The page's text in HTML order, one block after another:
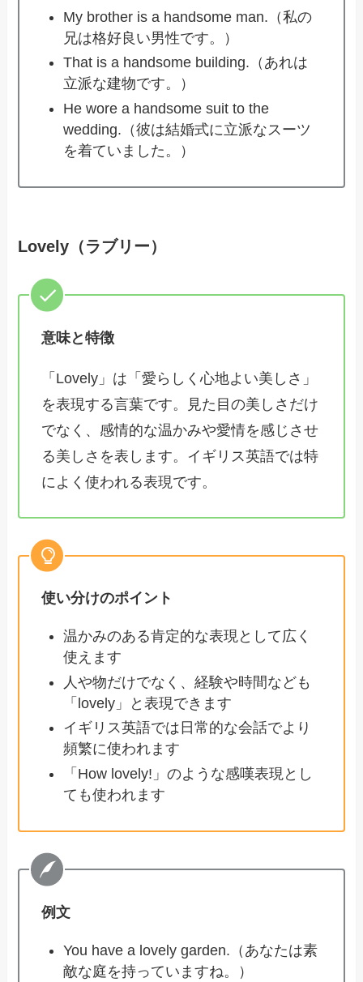
My brother is a handsome man.（私の
兄は格好良い男性です。）
That is a handsome building.（あれは
立派な建物です。）
He wore a handsome suit to the
wedding.（彼は結婚式に立派なスーツ
を着ていました。）
Lovely（ラブリー）
意味と特徴
「Lovely」は「愛らしく心地よい美しさ」
を表現する言葉です。見た目の美しさだけ
でなく、感情的な温かみや愛情を感じさせ
る美しさを表します。イギリス英語では特
によく使われる表現です。
使い分けのポイント
温かみのある肯定的な表現として広く
使えます
人や物だけでなく、経験や時間なども
「lovely」と表現できます
イギリス英語では日常的な会話でより
頻繁に使われます
「How lovely!」のような感嘆表現とし
ても使われます
例文
You have a lovely garden.（あなたは素
敵な庭を持っていますね。）